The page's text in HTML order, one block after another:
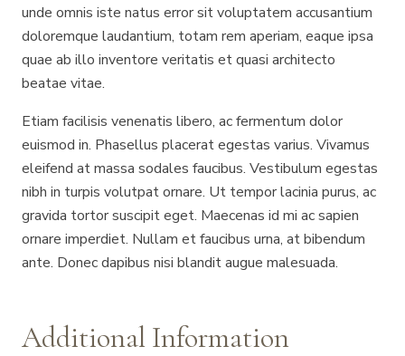
unde omnis iste natus error sit voluptatem accusantium
doloremque laudantium, totam rem aperiam, eaque ipsa
quae ab illo inventore veritatis et quasi architecto
beatae vitae.
Etiam facilisis venenatis libero, ac fermentum dolor
euismod in. Phasellus placerat egestas varius. Vivamus
eleifend at massa sodales faucibus. Vestibulum egestas
nibh in turpis volutpat ornare. Ut tempor lacinia purus, ac
gravida tortor suscipit eget. Maecenas id mi ac sapien
ornare imperdiet. Nullam et faucibus urna, at bibendum
ante. Donec dapibus nisi blandit augue malesuada.
Additional Information